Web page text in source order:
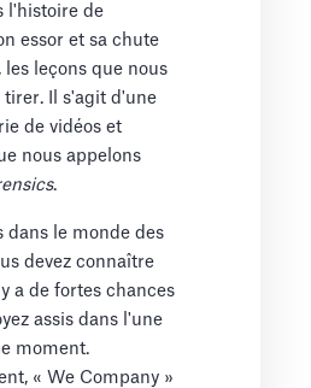
l'histoire de
essor et sa chute
les leçons que nous
tirer. Il s'agit d'une
de vidéos et
nous appelons
.
dans le monde des
devez connaître
a de fortes chances
assis dans l'une
moment.
« We Company »